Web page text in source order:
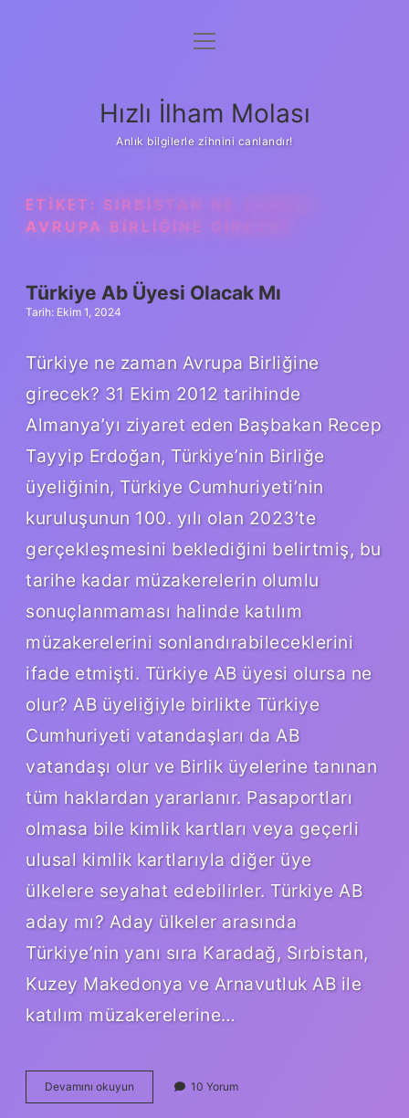
Anasayfa
Yasal Uyarı
menüyü
Hızlı İlham Molası
Anlık bilgilerle zihnini canlandır!
ETIKET: SIRBISTAN NE ZAMAN
AVRUPA BIRLIĞINE GIRECEK
Türkiye Ab Üyesi Olacak Mı
Tarih: Ekim 1, 2024
Türkiye ne zaman Avrupa Birliğine
girecek? 31 Ekim 2012 tarihinde
Almanya’yı ziyaret eden Başbakan Recep
Tayyip Erdoğan, Türkiye’nin Birliğe
üyeliğinin, Türkiye Cumhuriyeti’nin
kuruluşunun 100. yılı olan 2023’te
gerçekleşmesini beklediğini belirtmiş, bu
tarihe kadar müzakerelerin olumlu
sonuçlanmaması halinde katılım
müzakerelerini sonlandırabileceklerini
ifade etmişti. Türkiye AB üyesi olursa ne
olur? AB üyeliğiyle birlikte Türkiye
Cumhuriyeti vatandaşları da AB
vatandaşı olur ve Birlik üyelerine tanınan
tüm haklardan yararlanır. Pasaportları
olmasa bile kimlik kartları veya geçerli
ulusal kimlik kartlarıyla diğer üye
ülkelere seyahat edebilirler. Türkiye AB
aday mı? Aday ülkeler arasında
Türkiye’nin yanı sıra Karadağ, Sırbistan,
Kuzey Makedonya ve Arnavutluk AB ile
katılım müzakerelerine…
Devamını okuyun
Ab
10 Yorum